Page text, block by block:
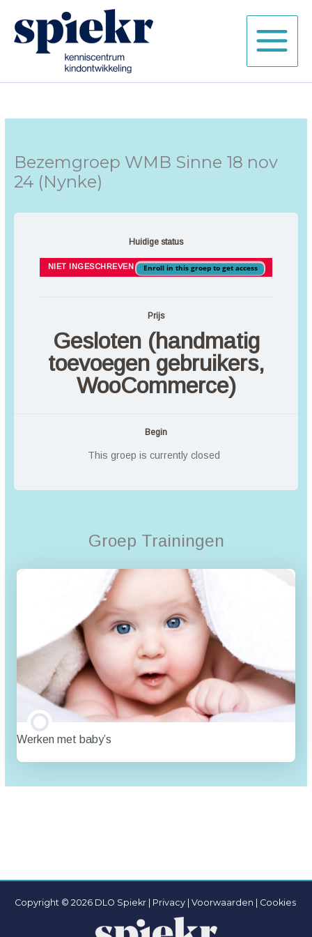
naar
Bezemgroep WMB Sinne 18 nov
24 (Nynke)
Huidige status
NIET INGESCHREVEN Enroll in this groep to get access
Prijs
Gesloten (handmatig
toevoegen gebruikers,
WooCommerce)
Begin
This groep is currently closed
Groep Trainingen
Werken met baby’s
TRAINING PROGRESSIE
Copyright © 2026 DLO Spiekr | Privacy | Voorwaarden Cookies